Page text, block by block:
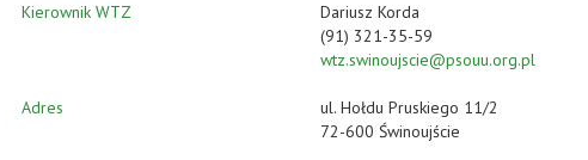
Kierownik WTZ
Dariusz Korda
(91) 321-35-59
wtz.swinoujscie@psouu.org.pl
Adres
ul. Hołdu Pruskiego 11/2
72-600 Świnoujście